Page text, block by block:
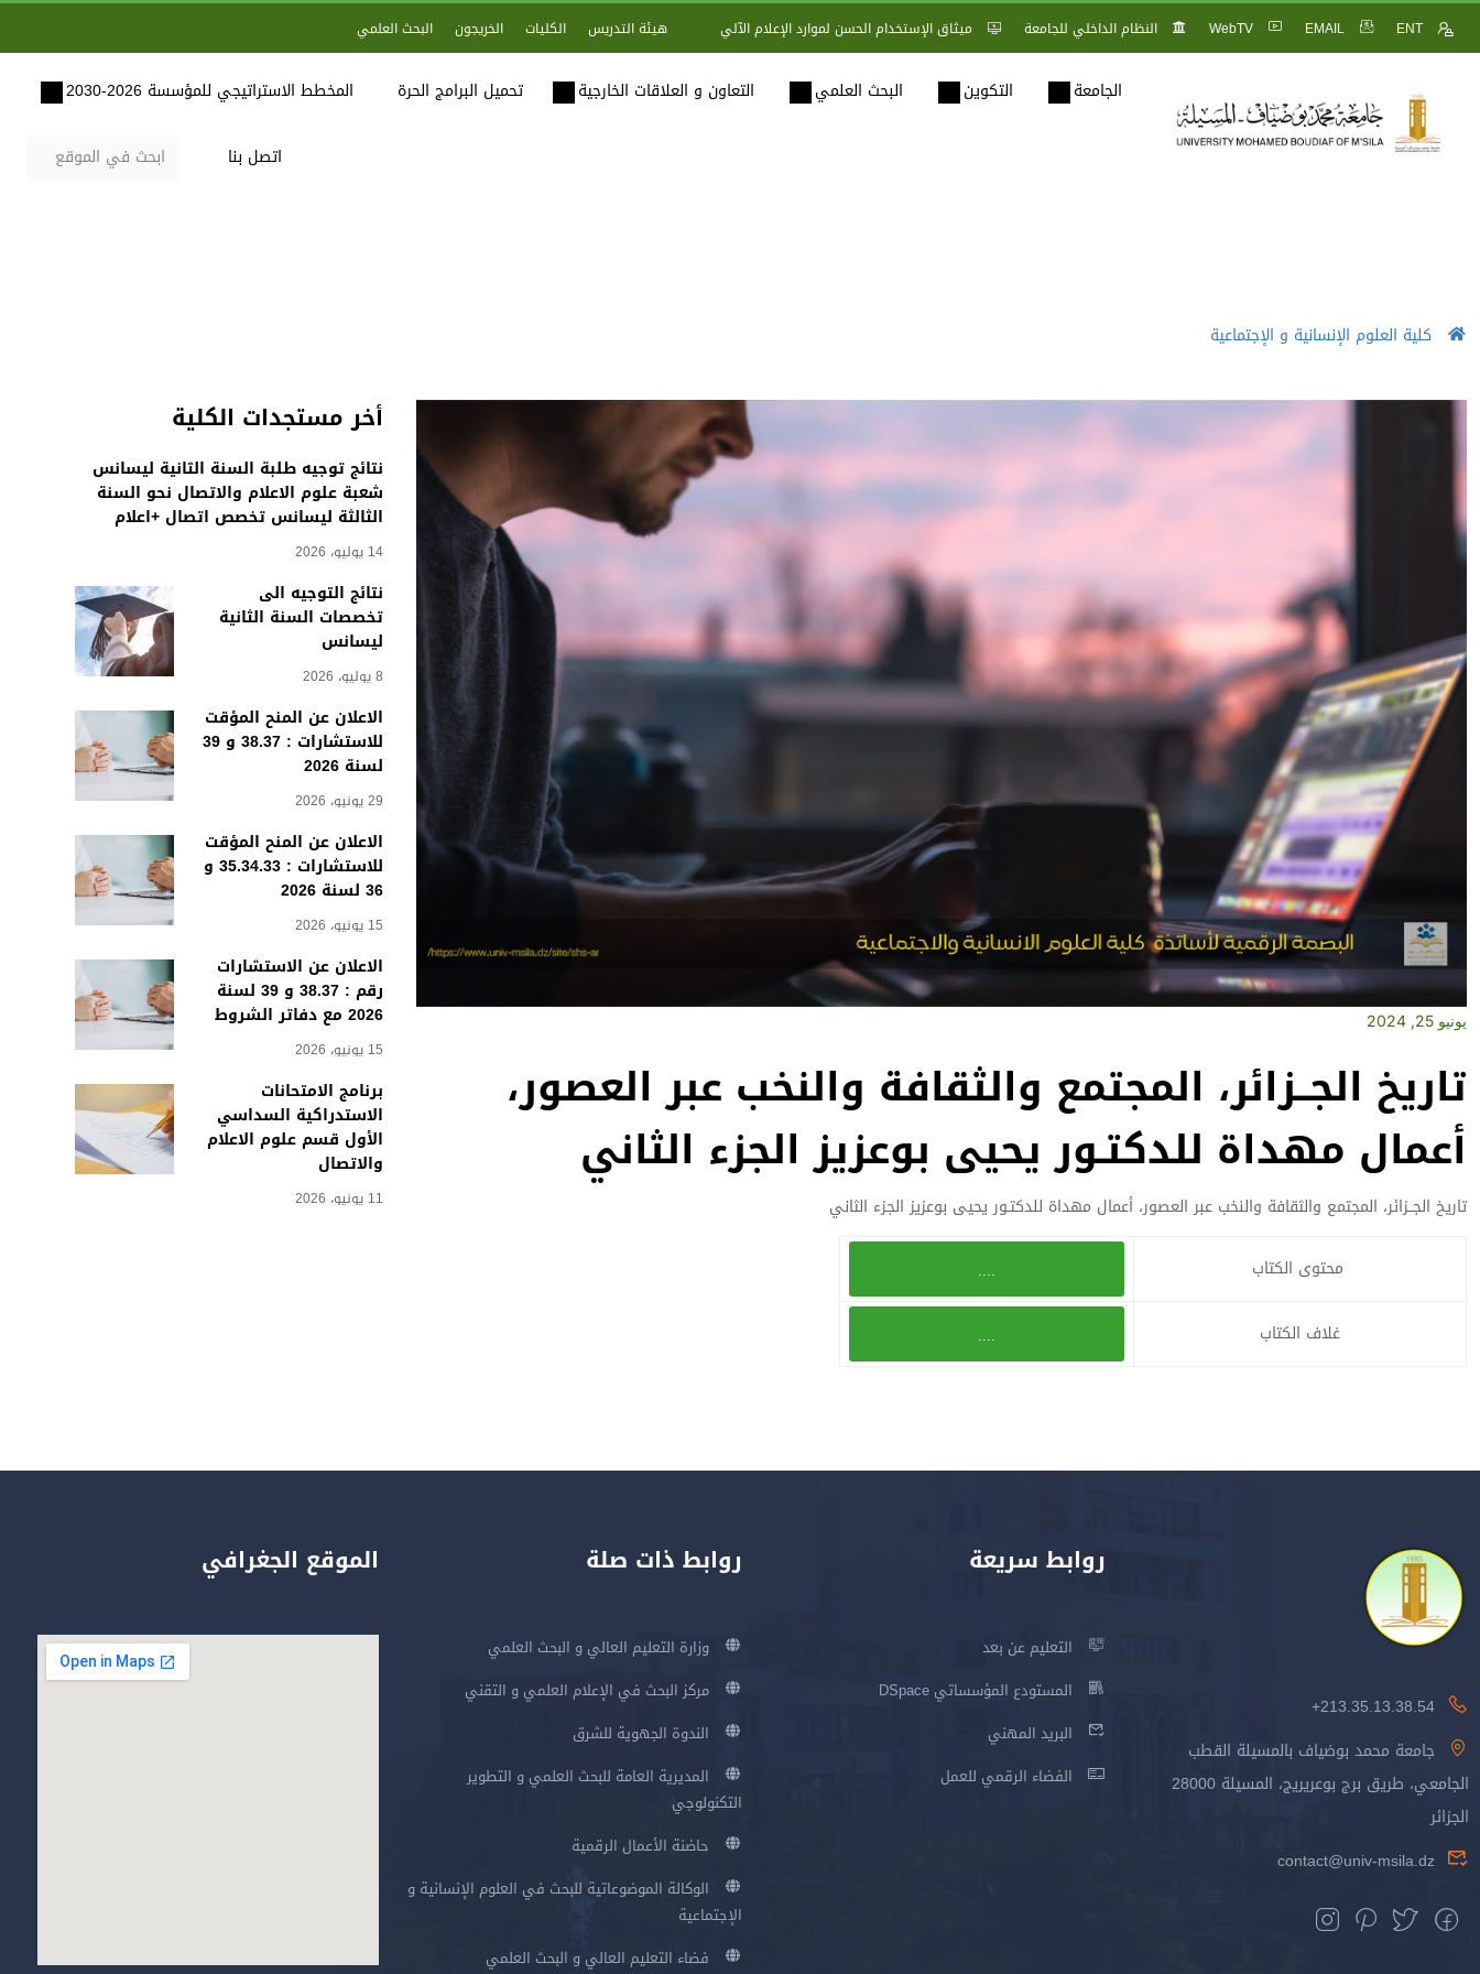
ENT
EMAIL
WebTV النظام الداخلي للجامعة ميثاق الإستخدام الحسن لموارد الإعلام الآلي هيئة التدريس الكليات الخريجون البحث العلمي
الجامعة التكوين البحث العلمي التعاون و العلاقات الخارجية تحميل البرامج الحرة المخطط الاستراتيجي للمؤسسة 2026-2030
اتصل بنا
كلية العلوم الإنسانية و الإجتماعية
أخر مستجدات الكلية
نتائج توجيه طلبة السنة الثانية ليسانس
شعبة علوم الاعلام والاتصال نحو السنة
الثالثة ليسانس تخصص اتصال +اعلام
14 يوليو، 2026
نتائج التوجيه الى
تخصصات السنة الثانية
ليسانس
8 يوليو، 2026
الاعلان عن المنح المؤقت
للاستشارات : 38.37 و 39
لسنة 2026
29 يونيو، 2026
الاعلان عن المنح المؤقت
للاستشارات : 35.34.33 و
36 لسنة 2026
15 يونيو، 2026
الاعلان عن الاستشارات
رقم : 38.37 و 39 لسنة
2026 مع دفاتر الشروط
15 يونيو، 2026
برنامج الامتحانات
الاستدراكية السداسي
الأول قسم علوم الاعلام
والاتصال
11 يونيو، 2026
يونيو 25, 2024
تاريخ الجــزائر، المجتمع والثقافة والنخب عبر العصور،
أعمال مهداة للدكتـور يحيى بوعزيز الجزء الثاني
تاريخ الجــزائر، المجتمع والثقافة والنخب عبر العصور، أعمال مهداة للدكتـور يحيى بوعزيز الجزء الثاني
محتوى الكتاب ....
غلاف الكتاب ....
213.35.13.38.54+
جامعة محمد بوضياف بالمسيلة القطب
الجامعي، طريق برج بوعريريج، المسيلة 28000
الجزائر
contact@univ-msila.dz
روابط سريعة
التعليم عن بعد
المستودع المؤسساتي DSpace
البريد المهني
الفضاء الرقمي للعمل
روابط ذات صلة
وزارة التعليم العالي و البحث العلمي
مركز البحث في الإعلام العلمي و التقني
الندوة الجهوية للشرق
المديرية العامة للبحث العلمي و التطوير
التكنولوجي
حاضنة الأعمال الرقمية
الوكالة الموضوعاتية للبحث في العلوم الإنسانية و
الإجتماعية
فضاء التعليم العالي و البحث العلمي
الموقع الجغرافي